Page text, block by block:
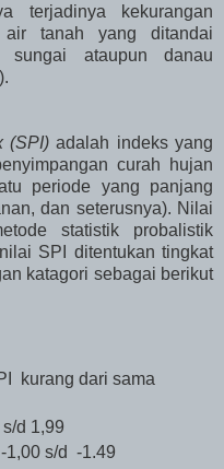
terjadinya kekurangan
tanah yang ditandai
ataupun danau
(SPI) adalah indeks yang
curah hujan
periode yang panjang
dan seterusnya). Nilai
statistik probalistik
SPI ditentukan tingkat
katagori sebagai berikut
kurang dari sama
d 1,99
1,00 s/d -1.49